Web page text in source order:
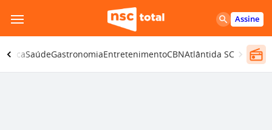
para
o
conteúdo
Assine
SaúdeGastronomiaEntretenimentoCBNAtlântida SC